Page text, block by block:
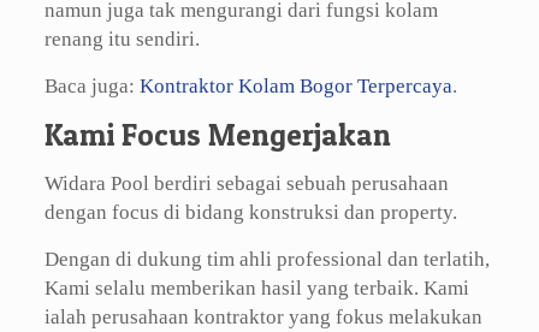
namun juga tak mengurangi dari fungsi kolam
renang itu sendiri.
Baca juga: Kontraktor Kolam Bogor Terpercaya.
Kami Focus Mengerjakan
Widara Pool berdiri sebagai sebuah perusahaan
dengan focus di bidang konstruksi dan property.
Dengan di dukung tim ahli professional dan terlatih,
Kami selalu memberikan hasil yang terbaik. Kami
ialah perusahaan kontraktor yang fokus melakukan